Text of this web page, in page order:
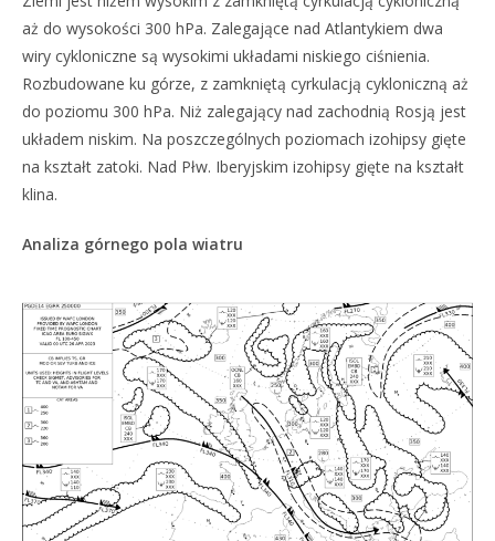
aż do wysokości 300 hPa. Zalegające nad Atlantykiem dwa
wiry cykloniczne są wysokimi układami niskiego ciśnienia.
Rozbudowane ku górze, z zamkniętą cyrkulacją cykloniczną aż
do poziomu 300 hPa. Niż zalegający nad zachodnią Rosją jest
układem niskim. Na poszczególnych poziomach izohipsy gięte
na kształt zatoki. Nad Płw. Iberyjskim izohipsy gięte na kształt
klina.
Analiza górnego pola wiatru